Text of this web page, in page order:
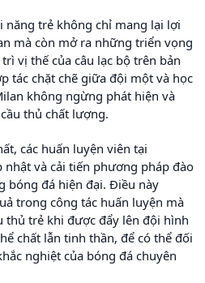
năng trẻ không chỉ mang lại lợi
mà còn mở ra những triển vọng
vị thế của câu lạc bộ trên bản
tác chặt chẽ giữa đội một và học
không ngừng phát hiện và
thủ chất lượng.
các huấn luyện viên tại
nhật và cải tiến phương pháp đào
bóng đá hiện đại. Điều này
trong công tác huấn luyện mà
thủ trẻ khi được đẩy lên đội hình
chất lẫn tinh thần, để có thể đối
nghiệt của bóng đá chuyên